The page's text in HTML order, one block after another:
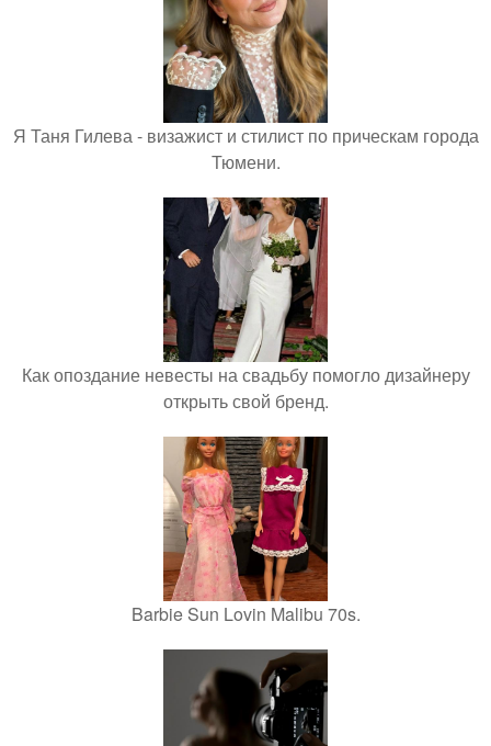
Я Таня Гилева - визажист и стилист по прическам города
Тюмени.
Как опоздание невесты на свадьбу помогло дизайнеру
открыть свой бренд.
Barbie Sun Lovin Malibu 70s.